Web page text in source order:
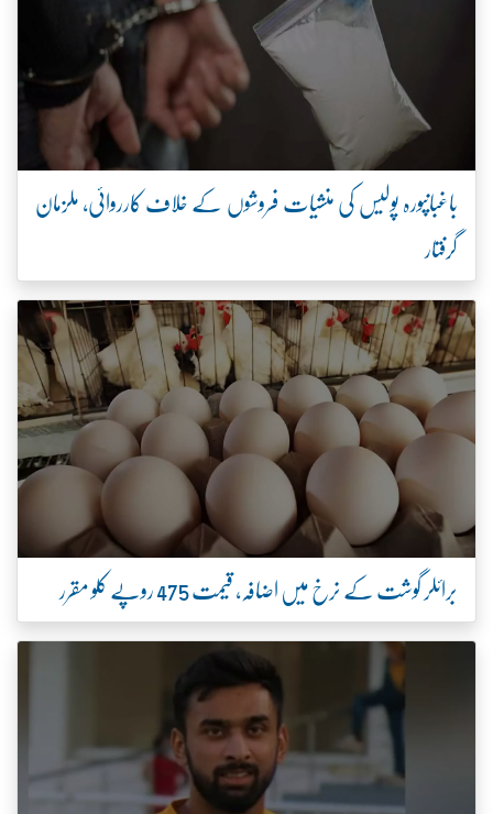
باغبانپورہ پولیس کی منشیات فروشوں کے خلاف کارروائی، ملزمان
گرفتار
برائلر گوشت کے نرخ میں اضافہ، قیمت 475 روپے کلو مقرر